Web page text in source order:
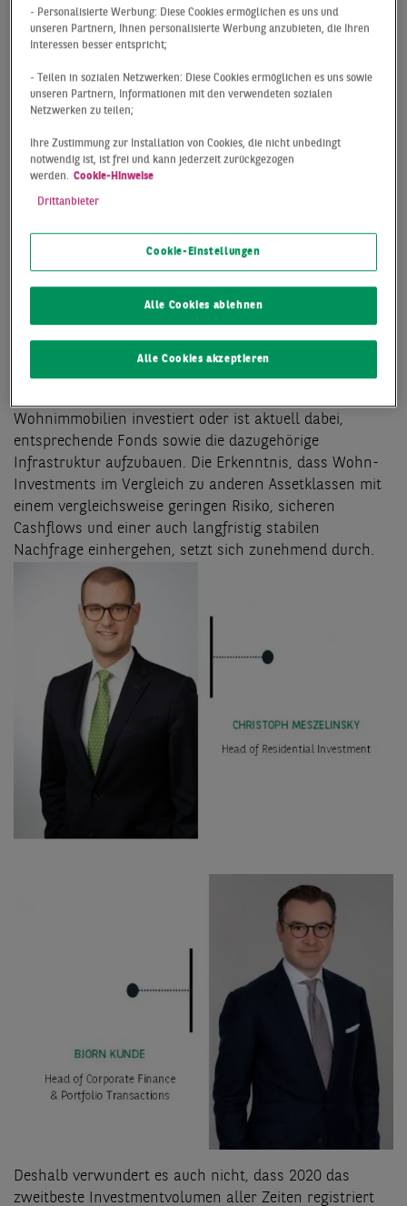
Die Auswirkungen der Corona-Pandemie halten uns alle
länger in Atem, als wir es uns Mitte letzten Jahres
vorgestellt haben. Gleichzeitig ist der Zuwachs an
Kapital für die Investition in Wohnimmobilien massiv
angestiegen. Die „Wall of Money“ profitiert dabei
einerseits von der nach wie vor lockeren Geldpolitik der
großen Zentralbanken, andererseits aber auch von
steigenden Risiken und einer wachsenden Unsicherheit
bei anderen Assetklassen. Umso erfreulicher ist es, dass
sich Wohn-Investments in den zurückliegenden
Wir beobachten nicht nur, dass erfahrene
Wohnungsmarkt-Investoren ihr Engagement
aufrechterhalten oder sogar noch erweitert haben,
von Anlegern. So hat eine ganze Reihe von großen
Investment Managern, die bislang nur in gewerblichen
Wohnimmobilien investiert oder ist aktuell dabei,
entsprechende Fonds sowie die dazugehörige
Infrastruktur aufzubauen. Die Erkenntnis, dass Wohn-
Investments im Vergleich zu anderen Assetklassen mit
einem vergleichsweise geringen Risiko, sicheren
Cashflows und einer auch langfristig stabilen
Nachfrage einhergehen, setzt sich zunehmend durch.
Deshalb verwundert es auch nicht, dass 2020 das
zweitbeste Investmentvolumen aller Zeiten registriert
- Personalisierte Werbung: Diese Cookies ermöglichen es uns und
unseren Partnern, Ihnen personalisierte Werbung anzubieten, die Ihren
Interessen besser entspricht;
- Teilen in sozialen Netzwerken: Diese Cookies ermöglichen es uns sowie
unseren Partnern, Informationen mit den verwendeten sozialen
Netzwerken zu teilen;
Ihre Zustimmung zur Installation von Cookies, die nicht unbedingt
notwendig ist, ist frei und kann jederzeit zurückgezogen
werden. Cookie-Hinweise
Drittanbieter
Cookie-Einstellungen
Alle Cookies ablehnen
Alle Cookies akzeptieren